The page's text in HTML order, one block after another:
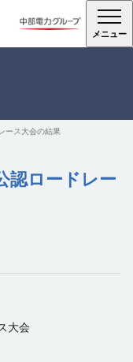
メニュー
ース大会の結果
認ロードレー
大会